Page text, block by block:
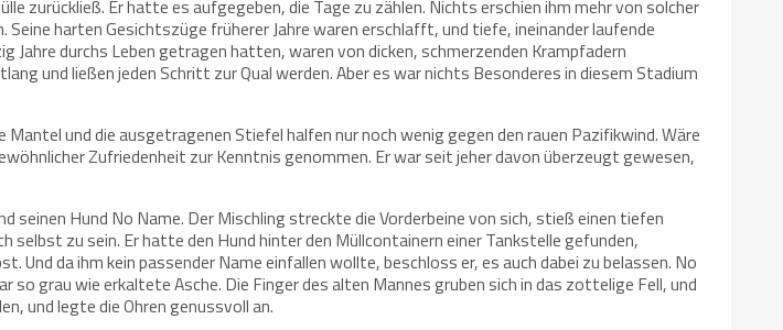
zurückließ. Er hatte es aufgegeben, die Tage zu zählen. Nichts erschien ihm mehr von solcher
harten Gesichtszüge früherer Jahre waren erschlafft, und tiefe, ineinander laufende
Jahre durchs Leben getragen hatten, waren von dicken, schmerzenden Krampfadern
und ließen jeden Schritt zur Qual werden. Aber es war nichts Besonderes in diesem Stadium
und die ausgetragenen Stiefel halfen nur noch wenig gegen den rauen Pazifikwind. Wäre
Zufriedenheit zur Kenntnis genommen. Er war seit jeher davon überzeugt gewesen,
Hund No Name. Der Mischling streckte die Vorderbeine von sich, stieß einen tiefen
zu sein. Er hatte den Hund hinter den Müllcontainern einer Tankstelle gefunden,
da ihm kein passender Name einfallen wollte, beschloss er, es auch dabei zu belassen. No
so grau wie erkaltete Asche. Die Finger des alten Mannes gruben sich in das zottelige Fell, und
und legte die Ohren genussvoll an.